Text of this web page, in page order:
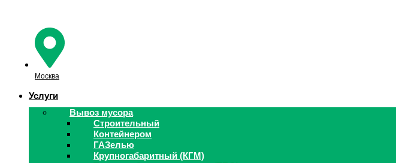
содержимому
Москва
Услуги
Вывоз мусора
Строительный
Контейнером
ГАЗелью
Крупногабаритный (КГМ)